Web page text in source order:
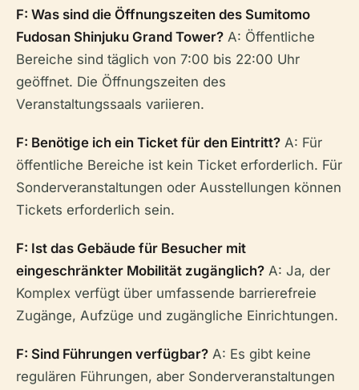
F: Was sind die Öffnungszeiten des Sumitomo
Fudosan Shinjuku Grand Tower? A: Öffentliche
Bereiche sind täglich von 7:00 bis 22:00 Uhr
geöffnet. Die Öffnungszeiten des
Veranstaltungssaals variieren.
F: Benötige ich ein Ticket für den Eintritt? A: Für
öffentliche Bereiche ist kein Ticket erforderlich. Für
Sonderveranstaltungen oder Ausstellungen können
Tickets erforderlich sein.
F: Ist das Gebäude für Besucher mit
eingeschränkter Mobilität zugänglich? A: Ja, der
Komplex verfügt über umfassende barrierefreie
Zugänge, Aufzüge und zugängliche Einrichtungen.
F: Sind Führungen verfügbar? A: Es gibt keine
regulären Führungen, aber Sonderveranstaltungen